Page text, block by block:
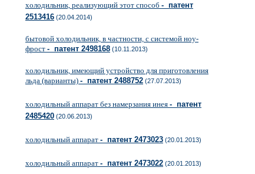
холодильник, реализующий этот способ - патент
2513416 (20.04.2014)
бытовой холодильник, в частности, с системой ноу-
фрост - патент 2498168 (10.11.2013)
холодильник, имеющий устройство для приготовления
льда (варианты) - патент 2488752 (27.07.2013)
холодильный аппарат без намерзания инея - патент
2485420 (20.06.2013)
холодильный аппарат - патент 2473023 (20.01.2013)
холодильный аппарат - патент 2473022 (20.01.2013)